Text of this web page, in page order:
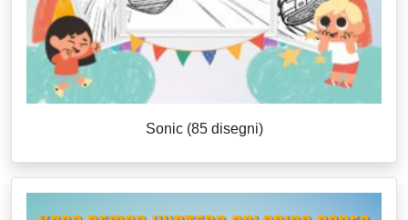
Sonic (85 disegni)